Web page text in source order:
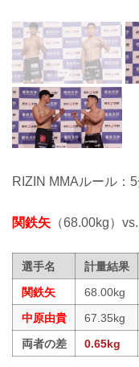
RIZIN MMAルール：
関鉄矢 （68.00kg）vs.
選手名 計量結果
関鉄矢
68.00kg
中原由貴
67.35kg
両者の差
0.65kg